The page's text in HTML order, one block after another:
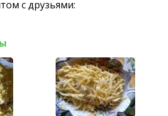
с друзьями: